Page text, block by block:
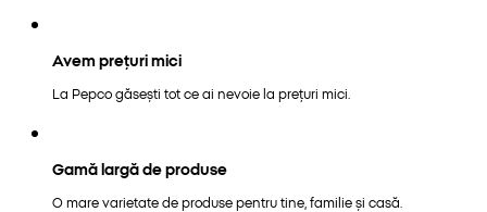
Avem prețuri mici
La Pepco găsești tot ce ai nevoie la prețuri mici.
Gamă largă de produse
O mare varietate de produse pentru tine, familie și casă.